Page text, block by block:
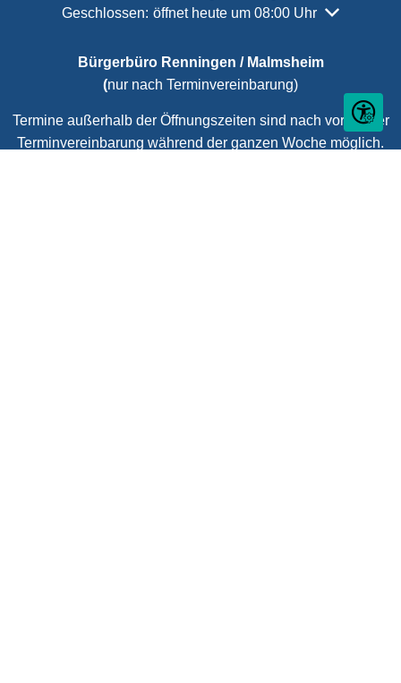
Klicken, um weitere Öffnungs- oder Schließzeiten
Geschlossen: öffnet heute um 08:00 Uhr
Bürgerbüro Renningen / Malmsheim
(nur nach Terminvereinbarung)
Termine außerhalb der Öffnungszeiten sind nach vorheriger
Terminvereinbarung während der ganzen Woche möglich.
Seite